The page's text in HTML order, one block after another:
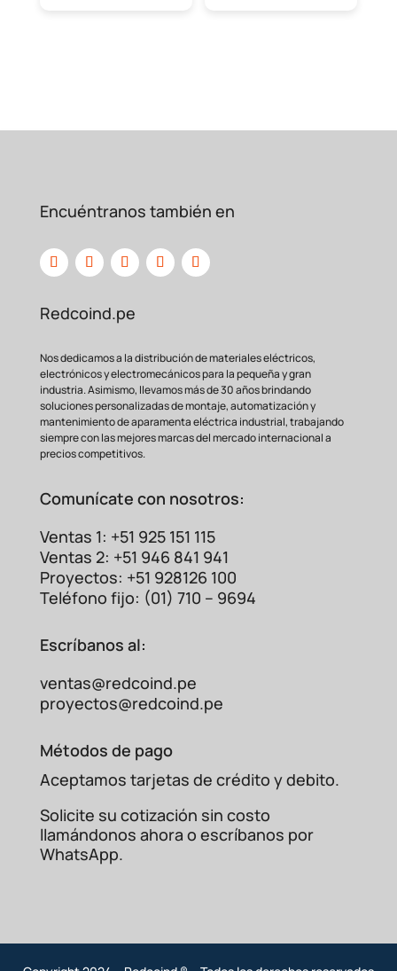
Encuéntranos también en
Redcoind.pe
Nos dedicamos a la distribución de materiales eléctricos,
electrónicos y electromecánicos para la pequeña y gran
industria. Asimismo, llevamos más de 30 años brindando
soluciones personalizadas de montaje, automatización y
mantenimiento de aparamenta eléctrica industrial, trabajando
siempre con las mejores marcas del mercado internacional a
precios competitivos.
Comunícate con nosotros:
Ventas 1: +51 925 151 115
Ventas 2: +51 946 841 941
Proyectos: +51 928126 100
Teléfono fijo: (01) 710 – 9694
Escríbanos al:
ventas@redcoind.pe
proyectos@redcoind.pe
Métodos de pago
Aceptamos tarjetas de crédito y debito.
Solicite su cotización sin costo
llamándonos ahora o escríbanos por
WhatsApp.